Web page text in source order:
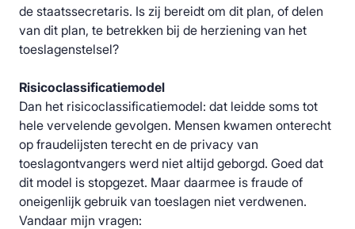
de staatssecretaris. Is zij bereidt om dit plan, of delen
van dit plan, te betrekken bij de herziening van het
toeslagenstelsel?
Risicoclassificatiemodel
Dan het risicoclassificatiemodel: dat leidde soms tot
hele vervelende gevolgen. Mensen kwamen onterecht
op fraudelijsten terecht en de privacy van
toeslagontvangers werd niet altijd geborgd. Goed dat
dit model is stopgezet. Maar daarmee is fraude of
oneigenlijk gebruik van toeslagen niet verdwenen.
Vandaar mijn vragen: